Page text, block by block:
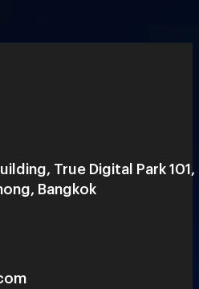
True Digital Park 101,
Bangkok